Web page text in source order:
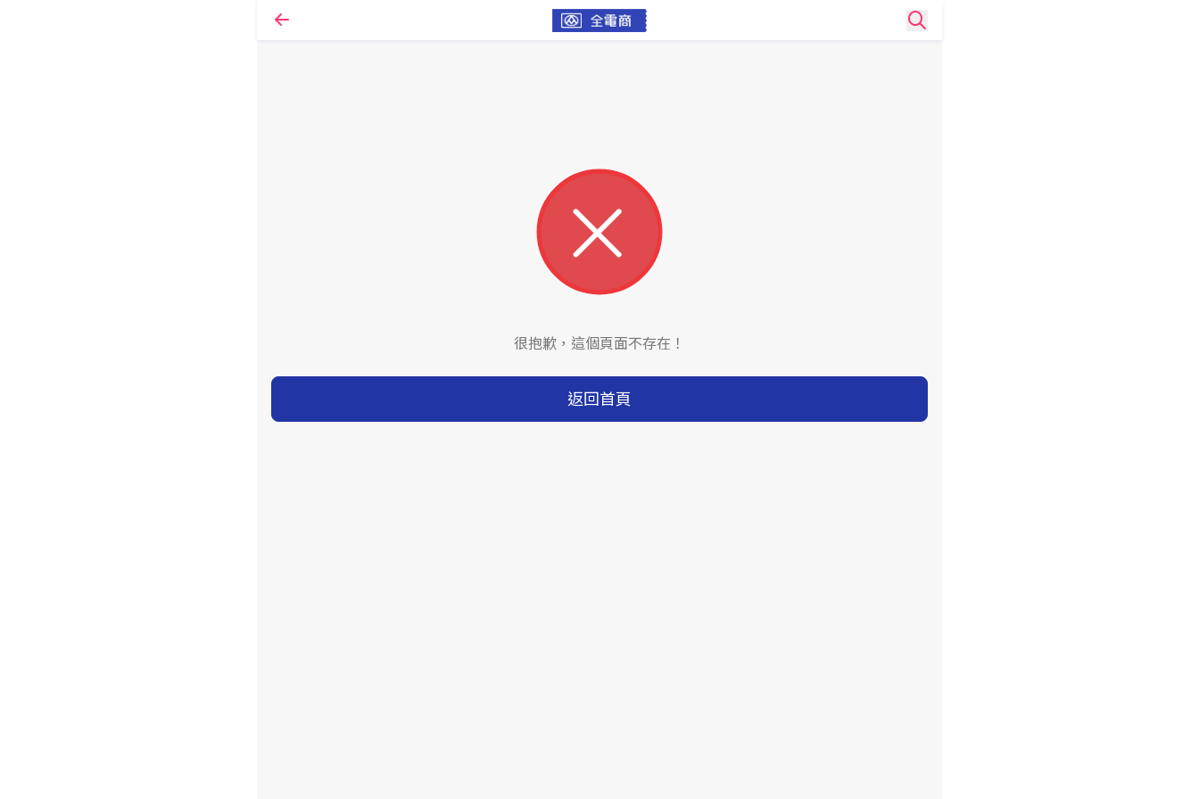
很抱歉，這個頁面不存在！
返回首頁